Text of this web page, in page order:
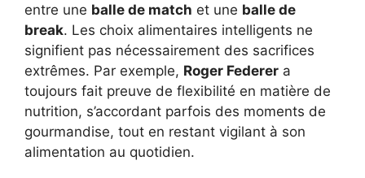
entre une balle de match et une balle de
break. Les choix alimentaires intelligents ne
signifient pas nécessairement des sacrifices
extrêmes. Par exemple, Roger Federer a
toujours fait preuve de flexibilité en matière de
nutrition, s’accordant parfois des moments de
gourmandise, tout en restant vigilant à son
alimentation au quotidien.